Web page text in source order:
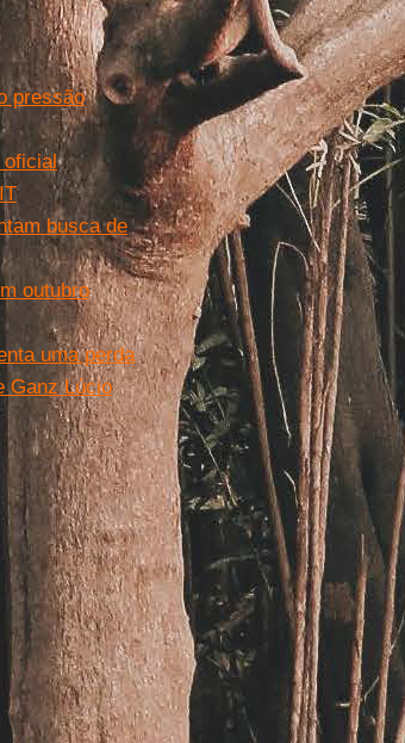
pressão
oficial
busca de
outubro
uma perda
Ganz Lúcio